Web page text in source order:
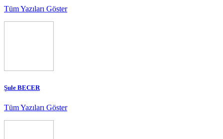
Tüm Yazıları Göster
Şule BECER
Tüm Yazıları Göster